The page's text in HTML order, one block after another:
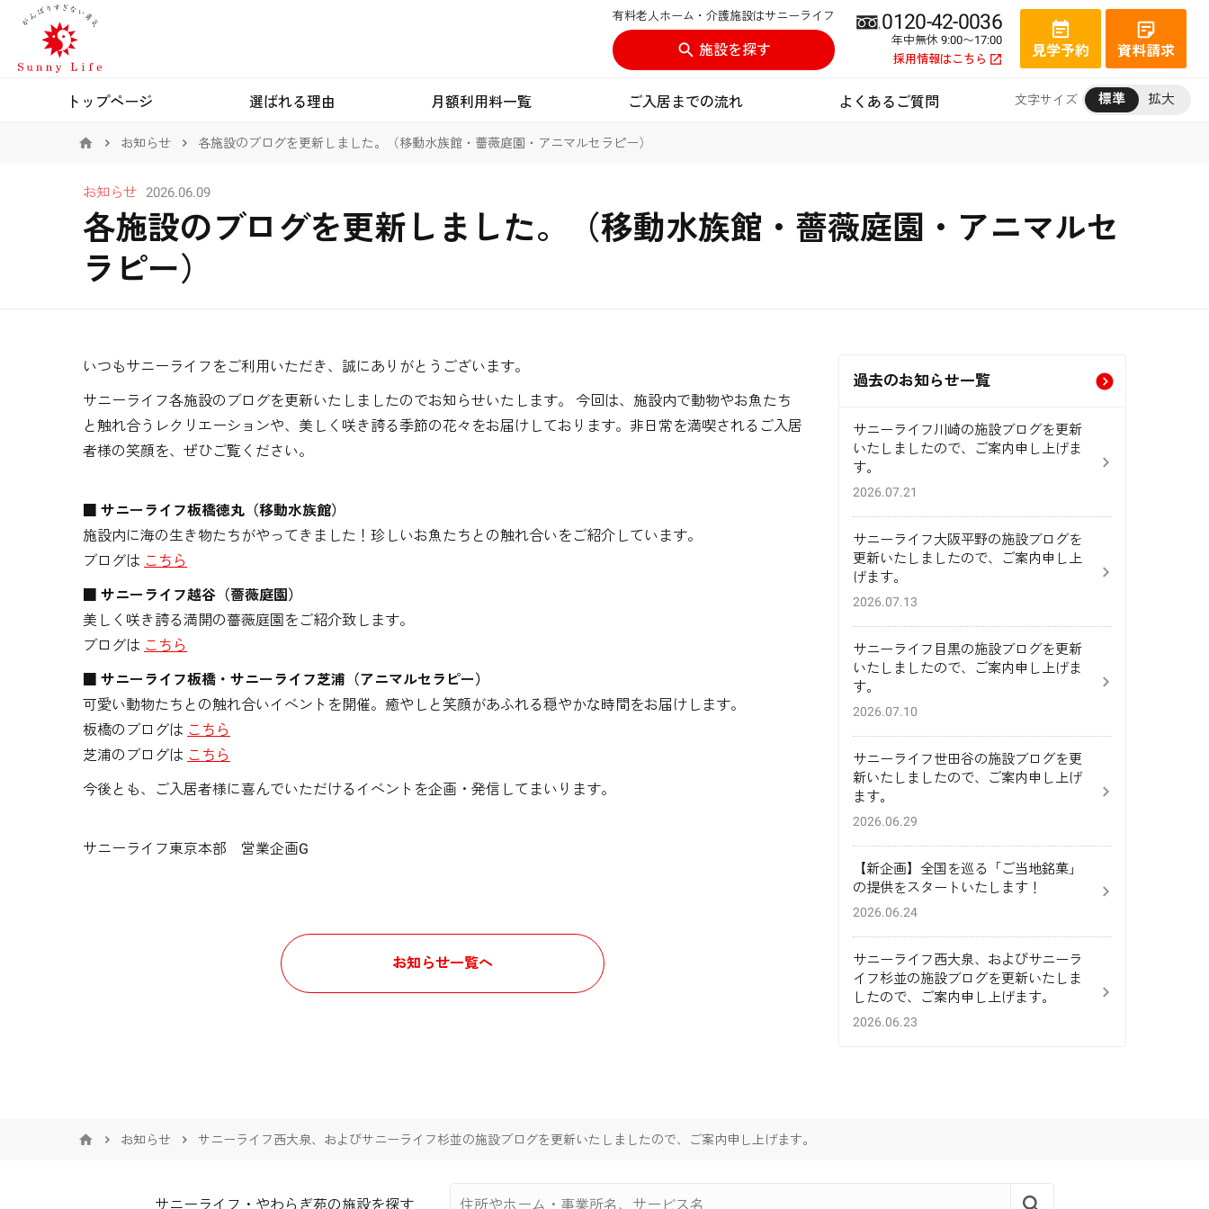
見学予約 資料請求
有料老人ホーム・介護施設はサニーライフ
施設を探す
0120-42-0036
年中無休 9:00〜17:00
採用情報はこちら
文字サイズ 標準 拡大
トップページ 選ばれる理由 月額利用料一覧 ご入居までの流れ よくあるご質問
お知らせ 各施設のブログを更新しました。（移動水族館・薔薇庭園・アニマルセラピー）
お知らせ 2026.06.09
各施設のブログを更新しました。（移動水族館・薔薇庭園・アニマルセ
ラピー）
いつもサニーライフをご利用いただき、誠にありがとうございます。
サニーライフ各施設のブログを更新いたしましたのでお知らせいたします。 今回は、施設内で動物やお魚たち
と触れ合うレクリエーションや、美しく咲き誇る季節の花々をお届けしております。非日常を満喫されるご入居
者様の笑顔を、ぜひご覧ください。
■ サニーライフ板橋徳丸（移動水族館）
施設内に海の生き物たちがやってきました！珍しいお魚たちとの触れ合いをご紹介しています。
ブログは こちら
■ サニーライフ越谷（薔薇庭園）
美しく咲き誇る満開の薔薇庭園をご紹介致します。
ブログは こちら
■ サニーライフ板橋・サニーライフ芝浦（アニマルセラピー）
可愛い動物たちとの触れ合いイベントを開催。癒やしと笑顔があふれる穏やかな時間をお届けします。
板橋のブログは こちら
芝浦のブログは こちら
今後とも、ご入居者様に喜んでいただけるイベントを企画・発信してまいります。
サニーライフ東京本部 営業企画G
お知らせ一覧へ
過去のお知らせ一覧
サニーライフ川崎の施設ブログを更新
いたしましたので、ご案内申し上げま
す。
2026.07.21
サニーライフ大阪平野の施設ブログを
更新いたしましたので、ご案内申し上
げます。
2026.07.13
サニーライフ目黒の施設ブログを更新
いたしましたので、ご案内申し上げま
す。
2026.07.10
サニーライフ世田谷の施設ブログを更
新いたしましたので、ご案内申し上げ
ます。
2026.06.29
【新企画】全国を巡る「ご当地銘菓」
の提供をスタートいたします！
2026.06.24
サニーライフ西大泉、およびサニーラ
イフ杉並の施設ブログを更新いたしま
したので、ご案内申し上げます。
2026.06.23
お知らせ サニーライフ西大泉、およびサニーライフ杉並の施設ブログを更新いたしましたので、ご案内申し上げます。
サニーライフ・やわらぎ苑の施設を探す